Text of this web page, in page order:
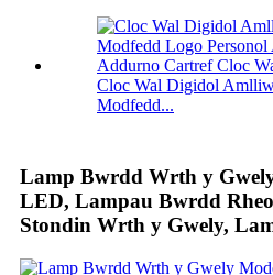
Cloc Wal Digidol
Modfedd...
Lamp Bwrdd Wrth y
LED, Lampau Bwrdd
Stondin Wrth y Gwely,